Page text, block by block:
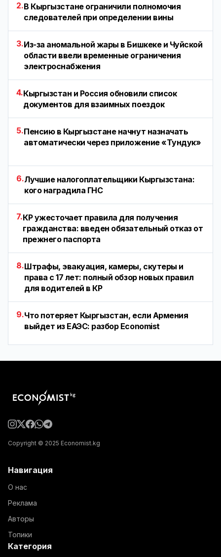
2.В Кыргызстане ограничили полномочия
следователей при определении вины
3.Из-за аномальной жары в Бишкеке и Чуйской
области ввели временные ограничения
электроснабжения
4.Кыргызстан и Россия обновили список
документов для взаимных поездок
5.Пенсию в Кыргызстане начнут назначать
автоматически через приложение «Тундук»
6.Лучшие налогоплательщики Кыргызстана:
кого наградила ГНС
7.КР ужесточает правила для получения
гражданства: введен обязательный отказ от
прежнего паспорта
8.Штрафы, эвакуация, камеры, скутеры и
права с 17 лет: полный обзор новых правил
для водителей в КР
9.Что потеряет Кыргызстан, если Армения
выйдет из ЕАЭС: разбор Economist
Copyright © 2025 Economist.kg
Навигация
О нас
Реклама
Авторы
Топики
Категория